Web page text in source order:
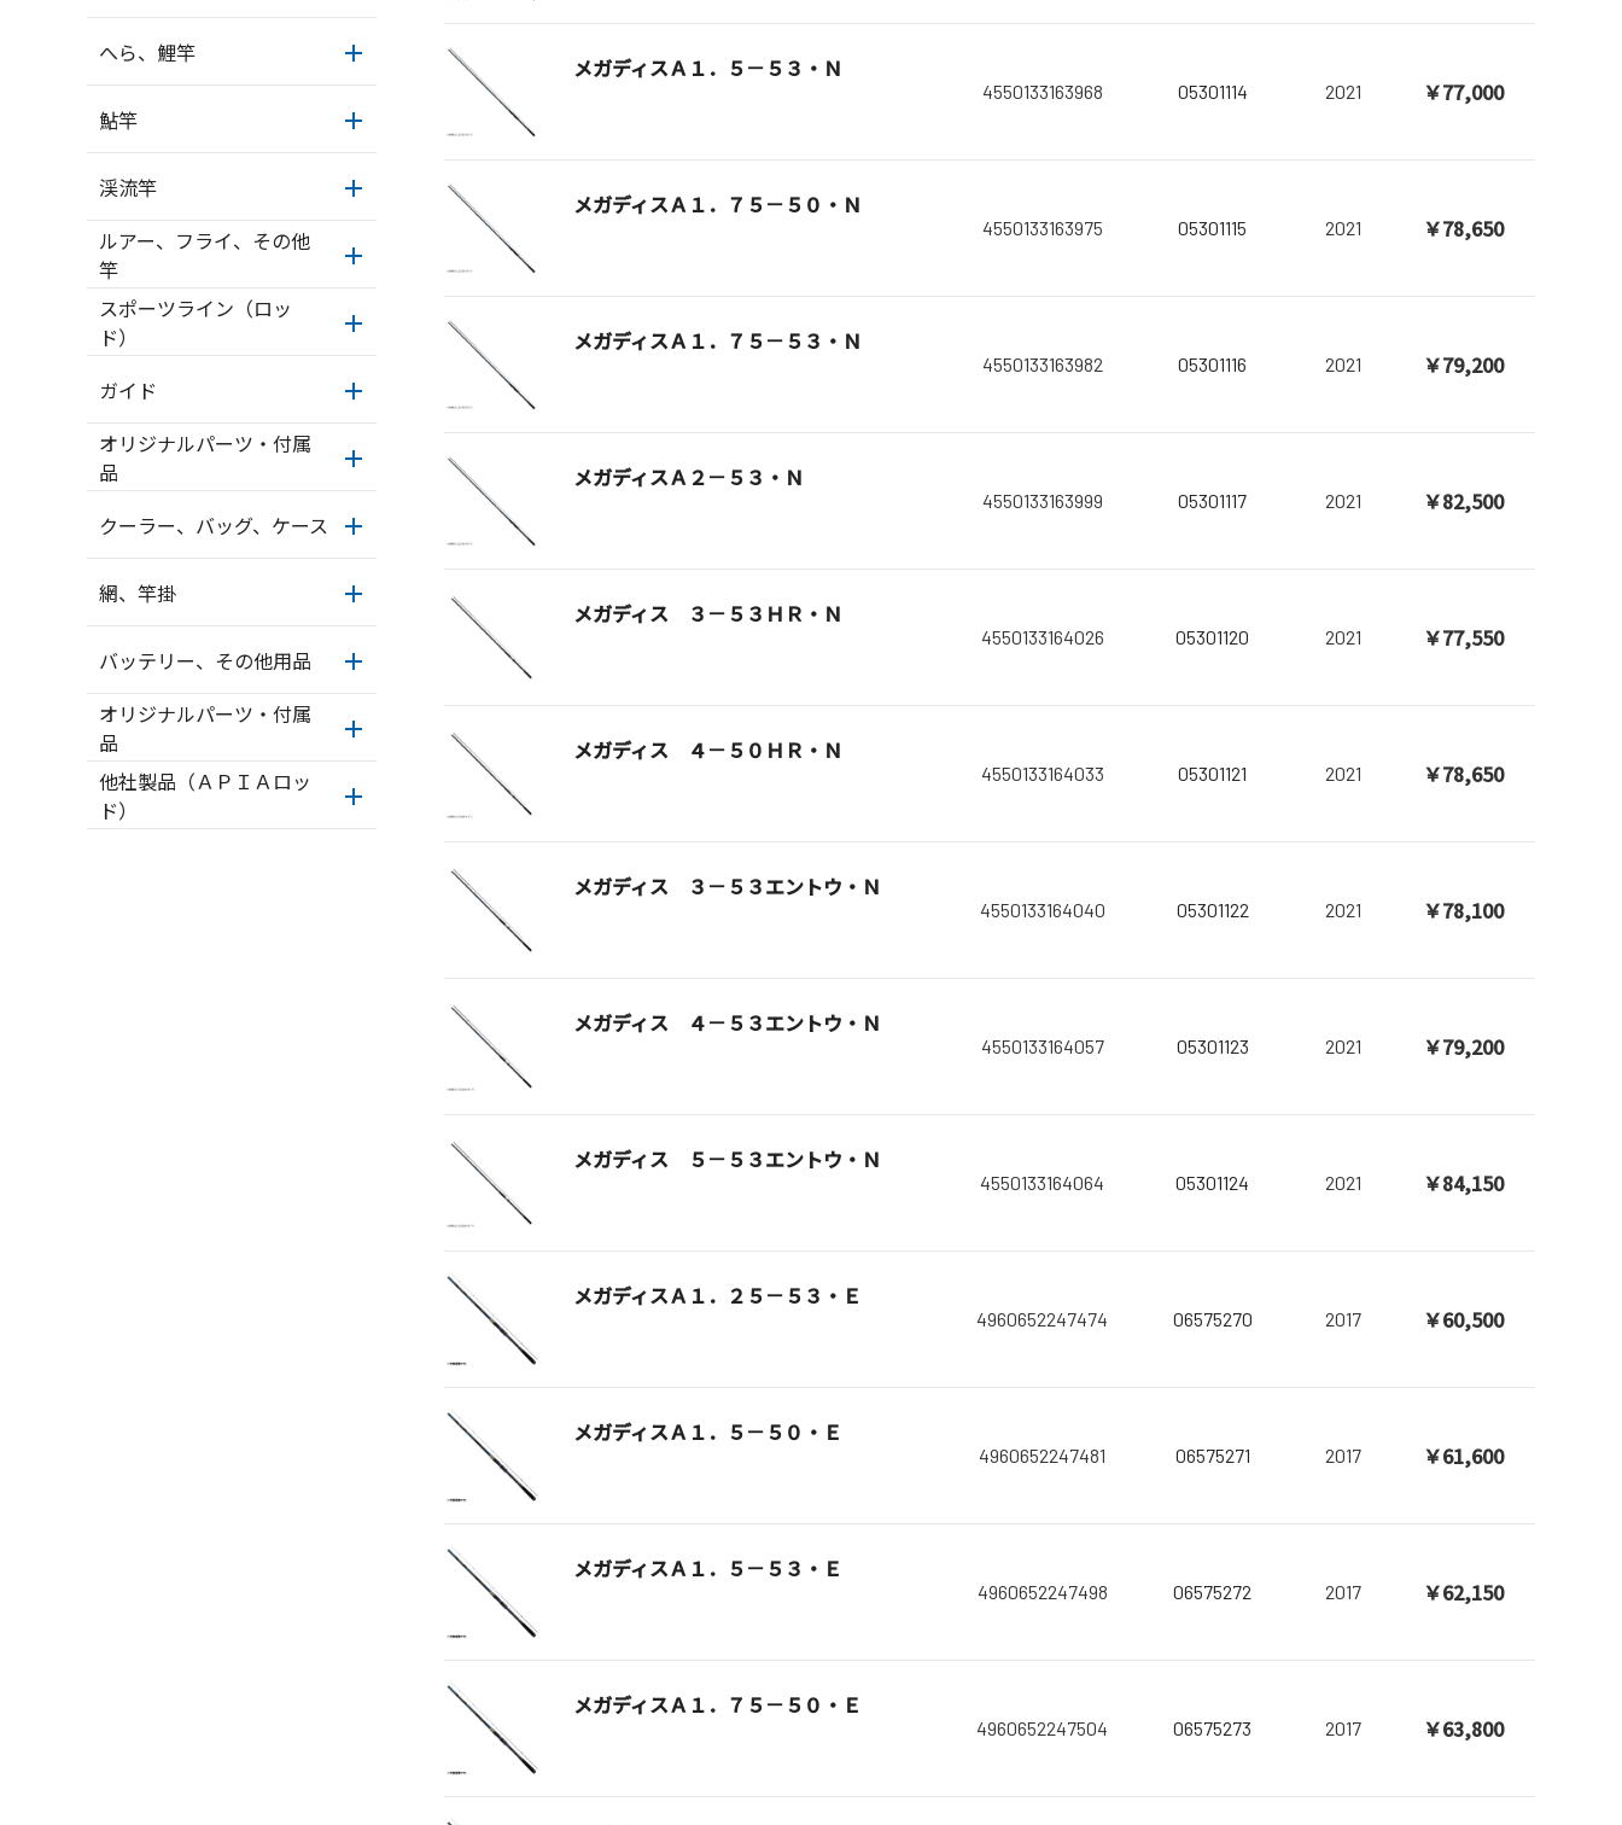
へら、鯉竿
鮎竿
渓流竿
ルアー、フライ、その他
竿
スポーツライン（ロッ
ド）
ガイド
オリジナルパーツ・付属
品
クーラー、バッグ、ケース
網、竿掛
バッテリー、その他用品
オリジナルパーツ・付属
品
他社製品（ＡＰＩＡロッ
ド）
メガディスＡ１．５－５３・Ｎ
4550133163968 05301114 2021 ￥77,000
メガディスＡ１．７５－５０・Ｎ
4550133163975 05301115 2021 ￥78,650
メガディスＡ１．７５－５３・Ｎ
4550133163982 05301116 2021 ￥79,200
メガディスＡ２－５３・Ｎ
4550133163999 05301117 2021 ￥82,500
メガディス ３－５３ＨＲ・Ｎ
4550133164026 05301120 2021 ￥77,550
メガディス ４－５０ＨＲ・Ｎ
4550133164033 05301121 2021 ￥78,650
メガディス ３－５３エントウ・Ｎ
4550133164040 05301122 2021 ￥78,100
メガディス ４－５３エントウ・Ｎ
4550133164057 05301123 2021 ￥79,200
メガディス ５－５３エントウ・Ｎ
4550133164064 05301124 2021 ￥84,150
メガディスＡ１．２５－５３・Ｅ
4960652247474 06575270 2017 ￥60,500
メガディスＡ１．５－５０・Ｅ
4960652247481 06575271 2017 ￥61,600
メガディスＡ１．５－５３・Ｅ
4960652247498 06575272 2017 ￥62,150
メガディスＡ１．７５－５０・Ｅ
4960652247504 06575273 2017 ￥63,800